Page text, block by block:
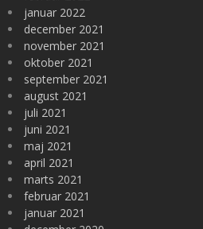
januar 2022
december 2021
november 2021
oktober 2021
september 2021
august 2021
juli 2021
juni 2021
maj 2021
april 2021
marts 2021
februar 2021
januar 2021